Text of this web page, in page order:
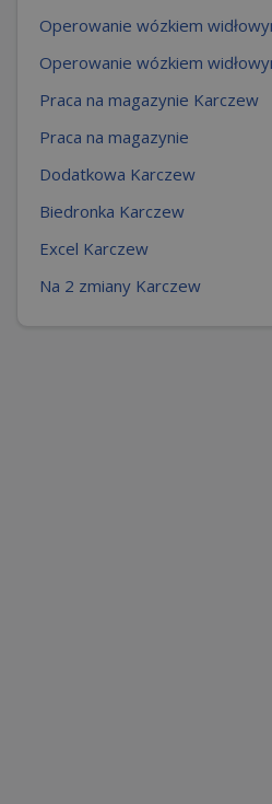
Operowanie wózkiem
Operowanie wózkiem
Praca na magazynie Karczew
Praca na magazynie
Dodatkowa Karczew
Biedronka Karczew
Excel Karczew
Na 2 zmiany Karczew